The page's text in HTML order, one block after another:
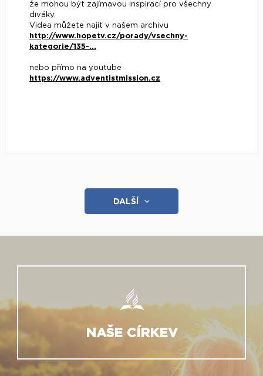
že mohou být zajímavou inspirací pro všechny
diváky.
Videa můžete najít v našem archivu
http://www.hopetv.cz/porady/vsechny-
kategorie/135-...
nebo přímo na youtube
https://www.adventistmission.cz
DALŠÍ
NAŠE CÍRKEV